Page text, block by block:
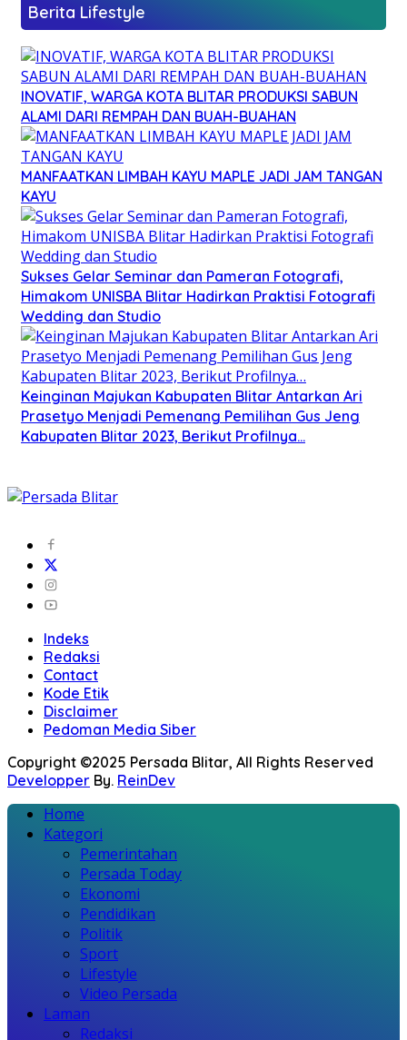
Berita Lifestyle
INOVATIF, WARGA KOTA BLITAR PRODUKSI SABUN
ALAMI DARI REMPAH DAN BUAH-BUAHAN
MANFAATKAN LIMBAH KAYU MAPLE JADI JAM TANGAN
KAYU
Sukses Gelar Seminar dan Pameran Fotografi,
Himakom UNISBA Blitar Hadirkan Praktisi Fotografi
Wedding dan Studio
Keinginan Majukan Kabupaten Blitar Antarkan Ari
Prasetyo Menjadi Pemenang Pemilihan Gus Jeng
Kabupaten Blitar 2023, Berikut Profilnya…
Indeks
Redaksi
Contact
Kode Etik
Disclaimer
Pedoman Media Siber
Copyright ©2025 Persada Blitar, All Rights Reserved
Developper By. ReinDev
Home
Kategori
Pemerintahan
Persada Today
Ekonomi
Pendidikan
Politik
Sport
Lifestyle
Video Persada
Laman
Redaksi